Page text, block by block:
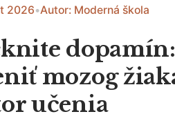
2026•Autor: Moderná škola
mozog
učenia